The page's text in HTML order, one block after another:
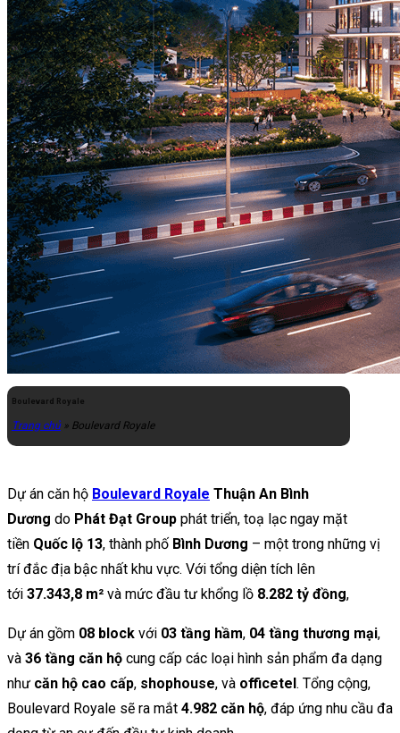
Boulevard Royale
Trang chủ» Boulevard Royale
Dự án căn hộ Boulevard Royale Thuận An Bình
Dương do Phát Đạt Group phát triển, toạ lạc ngay mặt
tiền Quốc lộ 13, thành phố Bình Dương – một trong những vị
trí đắc địa bậc nhất khu vực. Với tổng diện tích lên
tới 37.343,8 m² và mức đầu tư khổng lồ 8.282 tỷ đồng,
Dự án gồm 08 block với 03 tầng hầm, 04 tầng thương mại,
và 36 tầng căn hộ cung cấp các loại hình sản phẩm đa dạng
như căn hộ cao cấp, shophouse, và officetel . Tổng cộng,
Boulevard Royale sẽ ra mắt 4.982 căn hộ, đáp ứng nhu cầu đa